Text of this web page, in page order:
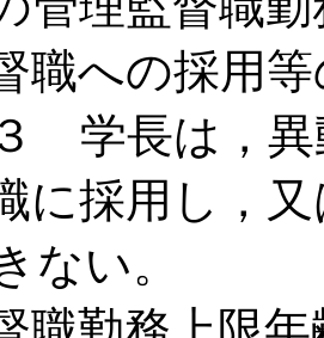
督職への採用
学長は，異
に採用し，
ない。